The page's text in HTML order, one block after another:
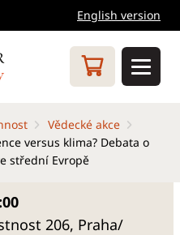
English version
Vědecké akce
versus klima? Debata o
střední Evropě
206, Praha/